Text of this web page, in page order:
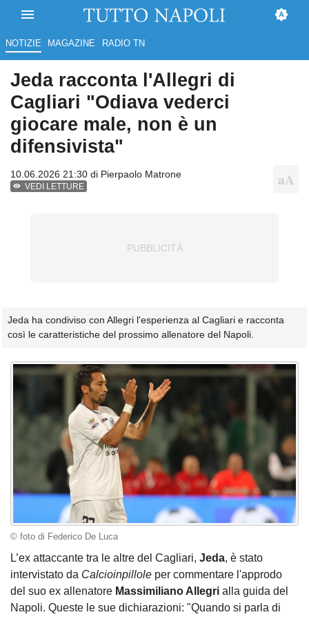
NOTIZIE MAGAZINE RADIO TN
Jeda racconta l'Allegri di
Cagliari "Odiava vederci
giocare male, non è un
difensivista"
10.06.2026 21:30 di Pierpaolo Matrone
VEDI LETTURE
Jeda ha condiviso con Allegri l'esperienza al Cagliari e racconta
così le caratteristiche del prossimo allenatore del Napoli.
© foto di Federico De Luca
L’ex attaccante tra le altre del Cagliari, Jeda, è stato
intervistato da Calcioinpillole per commentare l'approdo
del suo ex allenatore Massimiliano Allegri alla guida del
Napoli. Queste le sue dichiarazioni: "Quando si parla di